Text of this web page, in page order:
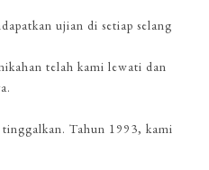
ujian di setiap selang
telah kami lewati dan
Tahun 1993, kami